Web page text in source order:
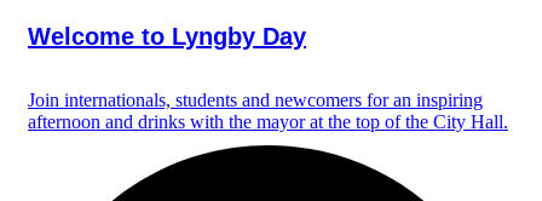
Welcome to Lyngby Day
Join internationals, students and newcomers for an inspiring
afternoon and drinks with the mayor at the top of the City Hall.